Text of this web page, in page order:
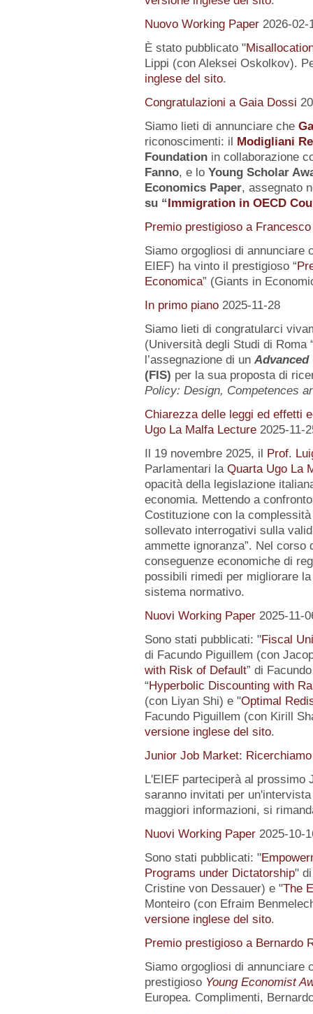
Nuovo Working Paper 2026-02-
È stato pubblicato "
Lippi (con Aleksei Oskolkov).
inglese del sito.
Congratulazioni a Gaia Dossi
Siamo lieti di annunciare che
riconoscimenti: il Modigliani
Foundationin collaborazione
Fanno, e lo Young Scholar
Economics Paper, assegnato
su“Immigration in OECD
Premio prestigioso a
Siamo orgogliosi di annunciare
EIEF) ha vinto il prestigioso “
Economica” (Giants in
In primo piano 2025-11-28
Siamo lieti di congratularci
(Università degli Studi di Roma
l’assegnazione di un Advanced
(FIS) per la sua proposta di
Policy: Design, Competences
Chiarezza delle leggi ed effetti
Ugo La Malfa Lecture 2025-11-
Il 19 novembre 2025, il Prof.
Parlamentari la Quarta Ugo La
opacità della legislazione
economia. Mettendo a
Costituzione con la
sollevato interrogativi sulla
ammette ignoranza”. Nel corso
conseguenze economiche di
possibili rimedi per migliorare
sistema normativo.
Nuovi Working Paper 2025-11-
Sono stati pubblicati: "Fiscal
di Facundo Piguillem (con
with Risk of Default” di
“Hyperbolic Discounting with
(con Liyan Shi) e "Optimal
Facundo Piguillem (con Kirill
versione inglese del sito.
Junior Job Market:
L'EIEF parteciperà al prossimo
saranno invitati per
maggiori informazioni, si
Nuovi Working Paper 2025-10-
Sono stati pubblicati: "
Programs under Dictatorship"
Cristine von Dessauer) e "The
Monteiro (con Efraim
versione inglese del sito.
Premio prestigioso a Bernardo
Siamo orgogliosi di annunciare
prestigioso Young Economist
Europea. Complimenti,